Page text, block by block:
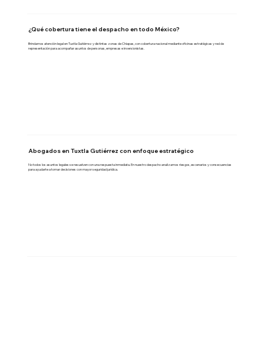
¿Qué cobertura tiene el despacho en todo México?
Brindamos atención legal en Tuxtla Gutiérrez y distintas zonas de Chiapas, con cobertura nacional mediante oficinas estratégicas y red de
representación para acompañar asuntos de personas, empresas e inversionistas.
Abogados en Tuxtla Gutiérrez con enfoque estratégico
No todos los asuntos legales se resuelven con una respuesta inmediata. En nuestro despacho analizamos riesgos, escenarios y consecuencias
para ayudarte a tomar decisiones con mayor seguridad jurídica.